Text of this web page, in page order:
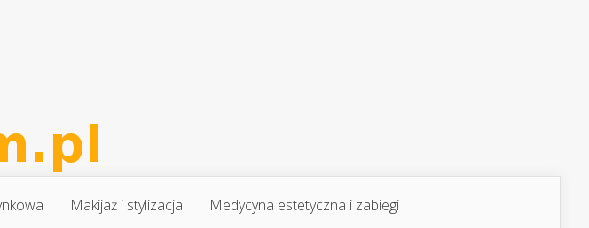
Makijaż i stylizacja Medycyna estetyczna i zabiegi